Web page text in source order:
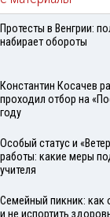
Протесты в Венгрии:
набирает обороты
Константин Косачев
проходил отбор на
году
Особый статус и
работы: какие меры
учителя
Семейный пикник: как
и не испортить